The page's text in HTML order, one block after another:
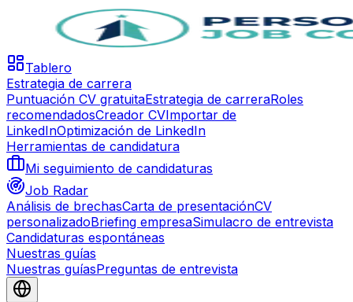
Tablero
Estrategia de carrera
Puntuación CV gratuitaEstrategia de carreraRoles
recomendadosCreador CVImportar de
LinkedInOptimización de LinkedIn
Herramientas de candidatura
Mi seguimiento de candidaturas
Job Radar
Análisis de brechasCarta de presentaciónCV
personalizadoBriefing empresaSimulacro de entrevista
Candidaturas espontáneas
Nuestras guías
Nuestras guíasPreguntas de entrevista